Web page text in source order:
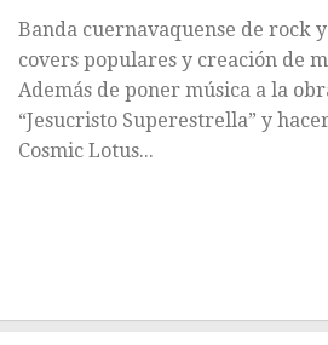
Banda cuernavaquense de rock
covers populares y creación de
Además de poner música a la
“Jesucristo Superestrella” y
Cosmic Lotus...